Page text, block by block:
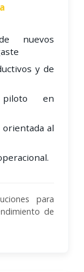
nuevos
y de
en
orientada al
para
de